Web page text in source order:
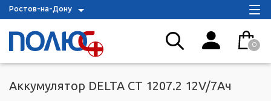
Ростов-на-Дону
0
Аккумулятор DELTA СТ 1207.2 12V/7Aч